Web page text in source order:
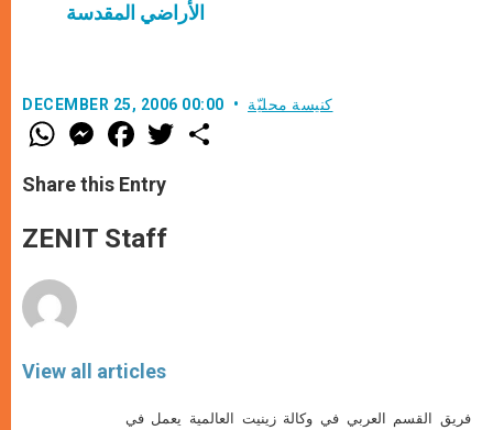
الأراضي المقدسة
DECEMBER 25, 2006 00:00 كنيسة محليّة
W
h
t
s
p
p
M
e
s
e
g
e
F
a
e
b
o
k
w
Share this Entry
ZENIT Staff
View all articles
فريق القسم العربي في وكالة زينيت العالمية يعمل في